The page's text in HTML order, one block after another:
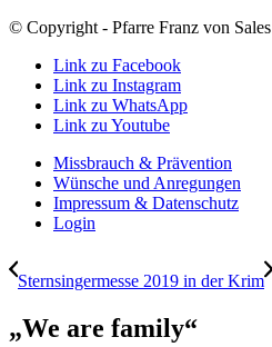
© Copyright - Pfarre Franz von Sales
Link zu Facebook
Link zu Instagram
Link zu WhatsApp
Link zu Youtube
Missbrauch & Prävention
Wünsche und Anregungen
Impressum & Datenschutz
Login
Sternsingermesse 2019 in der Krim
„We are family“